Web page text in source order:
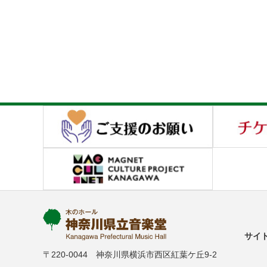
〒220-0044 神奈川県横浜市西区紅葉ケ丘9-2
サイ